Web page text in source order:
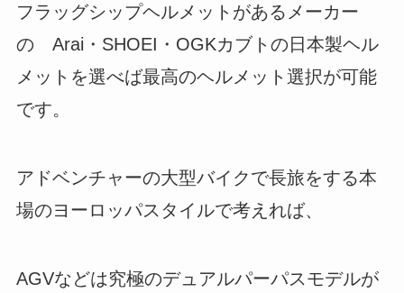
フラッグシップヘルメットがあるメーカー
の Arai・SHOEI・OGKカブトの日本製ヘル
メットを選べば最高のヘルメット選択が可能
です。
アドベンチャーの大型バイクで長旅をする本
場のヨーロッパスタイルで考えれば、
AGVなどは究極のデュアルパーパスモデルが